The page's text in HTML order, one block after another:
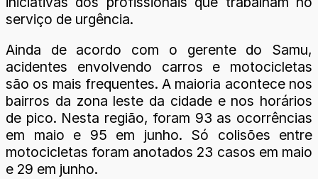
serviço de urgência.
Ainda de acordo com o gerente do Samu,
acidentes envolvendo carros e motocicletas
são os mais frequentes. A maioria acontece nos
bairros da zona leste da cidade e nos horários
de pico. Nesta região, foram 93 as ocorrências
em maio e 95 em junho. Só colisões entre
motocicletas foram anotados 23 casos em maio
e 29 em junho.